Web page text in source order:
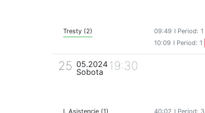
Tresty (2) 09:49 I Period: 1
10:09 I Period: 1
25 05.2024
Sobota
19:30
I. Asistencie (1) 40:02 I Period: 3